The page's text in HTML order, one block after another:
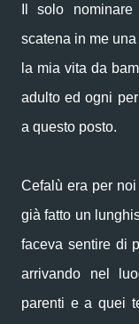
Il solo
scatena in me
la mia vita da
adulto ed ogni
a questo posto.
Cefalù era per
già fatto un
faceva sentire di
arrivando nel
parenti e a quei